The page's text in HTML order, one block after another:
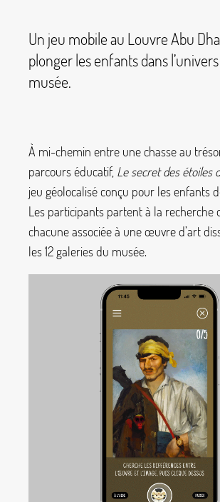
Un jeu mobile au Louvre Abu
plonger les enfants dans l’univers
musée.
À mi-chemin entre une chasse au
parcours éducatif, Le secret des étoiles
jeu géolocalisé conçu pour les enfants
Les participants partent à la recherche
chacune associée à une œuvre d’art
les 12 galeries du musée.